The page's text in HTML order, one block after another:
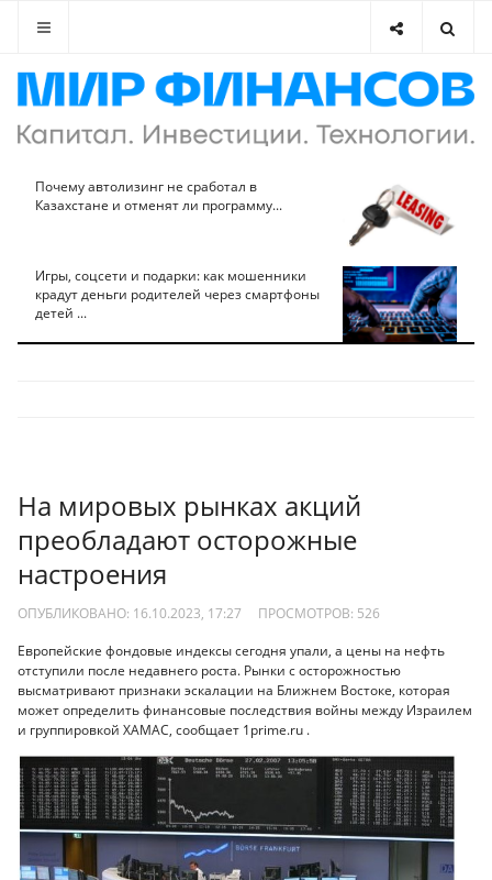
Почему автолизинг не сработал в
Казахстане и отменят ли программу...
Игры, соцсети и подарки: как мошенники
крадут деньги родителей через смартфоны
детей ...
На мировых рынках акций
преобладают осторожные
настроения
ОПУБЛИКОВАНО: 16.10.2023, 17:27 ПРОСМОТРОВ: 526
Европейские фондовые индексы сегодня упали, а цены на нефть
отступили после недавнего роста. Рынки с осторожностью
высматривают признаки эскалации на Ближнем Востоке, которая
может определить финансовые последствия войны между Израилем
и группировкой ХАМАС, сообщает 1prime.ru .